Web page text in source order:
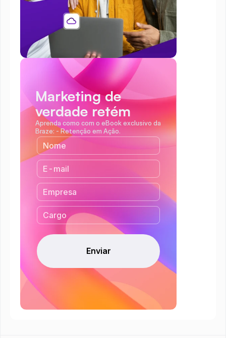
Marketing de
verdade retém
Aprenda como com o eBook exclusivo da
Braze: - Retenção em Ação.